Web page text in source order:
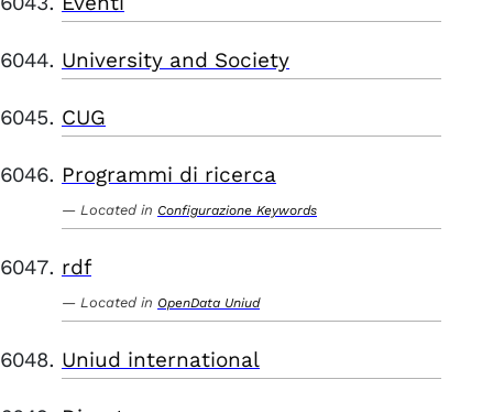
University and Society
CUG
Programmi di ricerca
Located in Configurazione Keywords
rdf
Located in OpenData Uniud
Uniud international